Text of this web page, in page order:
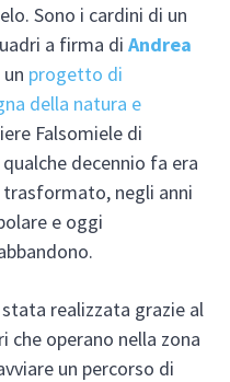
Sono i cardini di un
a firma di Andrea
progetto di
della natura e
Falsomiele di
decennio fa era
negli anni
e oggi
stata realizzata grazie al
operano nella zona
un percorso di